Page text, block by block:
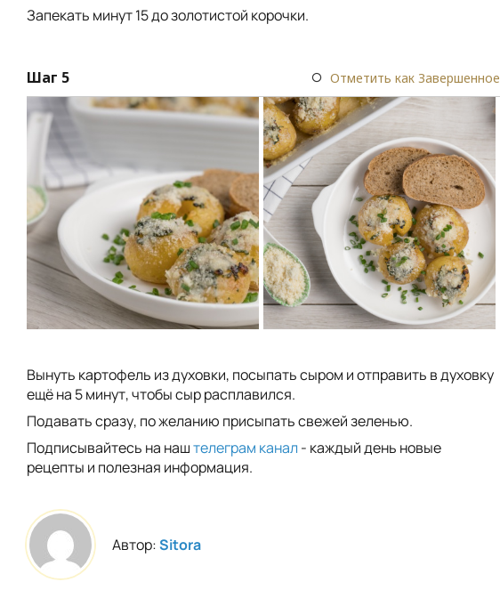
Запекать минут 15 до золотистой корочки.
Шаг 5 Отметить как Завершенное
Вынуть картофель из духовки, посыпать сыром и отправить в духовку
ещё на 5 минут, чтобы сыр расплавился.
Подавать сразу, по желанию присыпать свежей зеленью.
Подписывайтесь на наштелеграм канал - каждый день новые
рецепты и полезная информация.
Автор:Sitora